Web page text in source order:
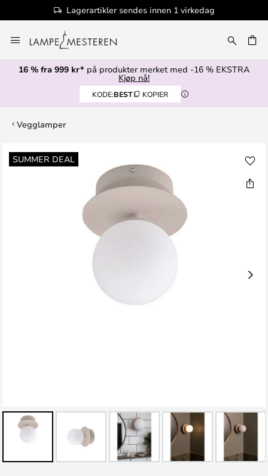
Lagerartikler sendes innen 1 virkedag
til
innhold
16 % fra 999 kr* på produkter merket med -16 % EKSTRA
Kjøp nå!
KODE:BEST KOPIER
Vegglamper
SUMMER DEAL
Gå
til